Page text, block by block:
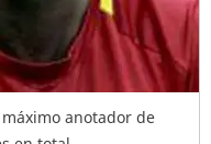
anotador de